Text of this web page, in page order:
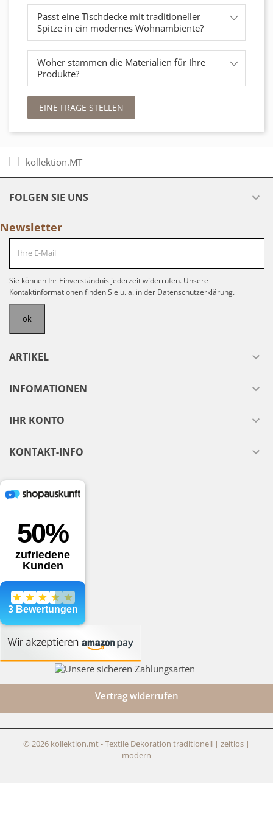
Passt eine Tischdecke mit traditioneller
Spitze in ein modernes Wohnambiente?
Woher stammen die Materialien für Ihre
Produkte?
EINE FRAGE STELLEN
FOLGEN SIE UNS

Newsletter
Sie können Ihr Einverständnis jederzeit widerrufen. Unsere
Kontaktinformationen finden Sie u. a. in der Datenschutzerklärung.
ARTIKEL 
INFOMATIONEN 
IHR KONTO 
KONTAKT-INFO 
Vertrag widerrufen
© 2026 kollektion.mt - Textile Dekoration traditionell | zeitlos |
modern